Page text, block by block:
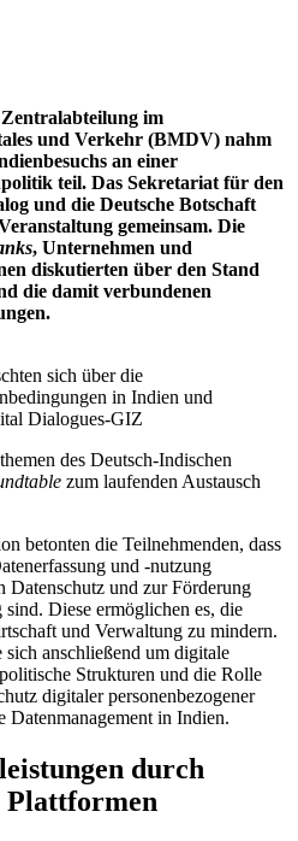
im
und Verkehr (BMDV) nahm
an einer
teil. Das Sekretariat für den
und die Deutsche Botschaft
gemeinsam. Die
, Unternehmen und
diskutierten über den Stand
die damit verbundenen
sich über die
in Indien und
Dialogues-GIZ
des Deutsch-Indischen
zum laufenden Austausch
betonten die Teilnehmenden, dass
und -nutzung
Datenschutz und zur Förderung
Diese ermöglichen es, die
und Verwaltung zu mindern.
anschließend um digitale
Strukturen und die Rolle
digitaler personenbezogener
in Indien.
durch
Plattformen